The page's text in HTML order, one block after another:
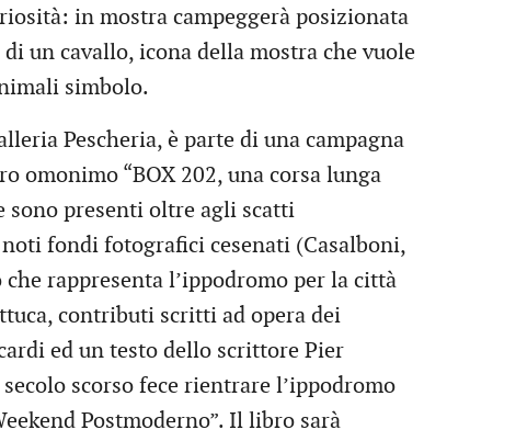
in mostra campeggerà posizionata
un cavallo, icona della mostra che vuole
simbolo.
Pescheria, è parte di una campagna
omonimo “BOX 202, una corsa lunga
sono presenti oltre agli scatti
fondi fotografici cesenati (Casalboni,
rappresenta l’ippodromo per la città
contributi scritti ad opera dei
ed un testo dello scrittore Pier
scorso fece rientrare l’ippodromo
Postmoderno”. Il libro sarà